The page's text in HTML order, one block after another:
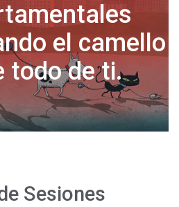
tomar días
salud mental
Sesiones